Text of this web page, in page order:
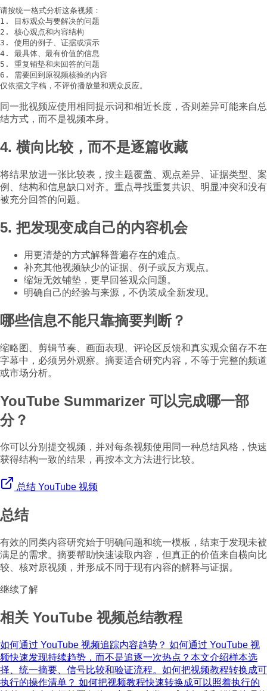
请按统一格式分析这条视频：
1. 目标观众与要解决的问题
2. 核心观点和内容结构
3. 使用的例子、证据或演示
4. 最具体、最有价值的信息
5. 重复铺垫和未回答的问题
6. 需要回到原视频核验的内容
仅依据文字稿，不评价播放量和观众反应。
同一批视频应使用相同提示词和相近长度，否则差异可能来自总
结方式，而不是视频本身。
4. 横向比较，而不是逐篇收藏
将结果放进一张比较表，按主题覆盖、观点差异、证据类型、案
例、结构和信息缺口对齐。重点寻找重复共识、明显冲突和没有
被充分回答的问题。
5. 把发现变成自己的内容机会
用更清楚的方式解释普遍存在的难点。
补充其他视频缺少的证据、例子或反方观点。
缩短无效铺垫，更早回答观众问题。
明确自己的经验与来源，不伪装成全新发现。
哪些信息不能只靠摘要判断？
缩略图、剪辑节奏、画面表现、评论区反馈和真实观众留存不在
字幕中，必须另外观察。摘要适合研究内容，不等于完整的频道
或市场分析。
YouTube Summarizer 可以完成哪一部
分？
你可以分别提交视频，并对每条视频使用同一种总结风格，快速
获得结构一致的结果，再按本文方法进行比较。
总结 YouTube 视频
总结
有效的同类内容研究始于明确问题和统一模板，结束于发现未被
满足的需求。摘要帮助快速读取内容，但真正的价值来自横向比
较、核对原视频，并形成不同于现有内容的解释与证据。
继续了解
相关 YouTube 视频总结教程
如何通过 YouTube 视频追踪内容趋势？ 如何通过 YouTube 视
频快速发现持续趋势，而不是追逐一次热点？本文介绍样本选
择、统一摘要、信号比较和验证流程。 如何把视频教程转换成可
执行的操作清单？ 如何把视频教程快速转换成可以照着执行的